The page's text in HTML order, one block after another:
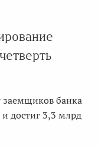
банка
достиг 3,3 млрд